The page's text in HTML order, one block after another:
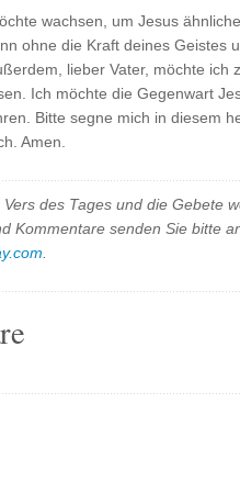
wachsen, um Jesus
ohne die Kraft deines Geistes
lieber Vater, möchte ich
Ich möchte die Gegenwart
Bitte segne mich in diesem
Amen.
des Tages und die Gebete
Kommentare senden Sie bitte